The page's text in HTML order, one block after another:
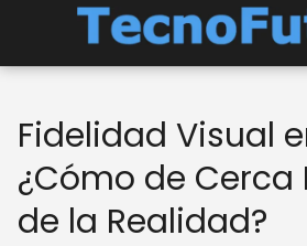
Fidelidad Visual
¿Cómo de Cerca
de la Realidad?